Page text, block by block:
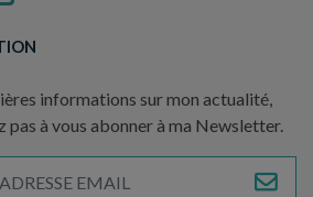
informations sur mon actualité,
pas à vous abonner à ma Newsletter.